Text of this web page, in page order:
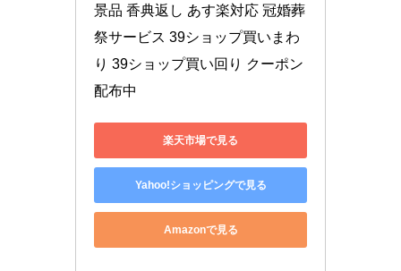
景品 香典返し あす楽対応 冠婚葬
祭サービス 39ショップ買いまわ
り 39ショップ買い回り クーポン
配布中
楽天市場で見る
Yahoo!ショッピングで見る
Amazonで見る